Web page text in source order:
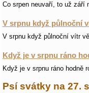
Co srpen neuvaří, to už září
V srpnu když půlnoční
V srpnu když půlnoční vítr
Když je v srpnu ráno
Když je v srpnu ráno hodně
Psí svátky na 27.